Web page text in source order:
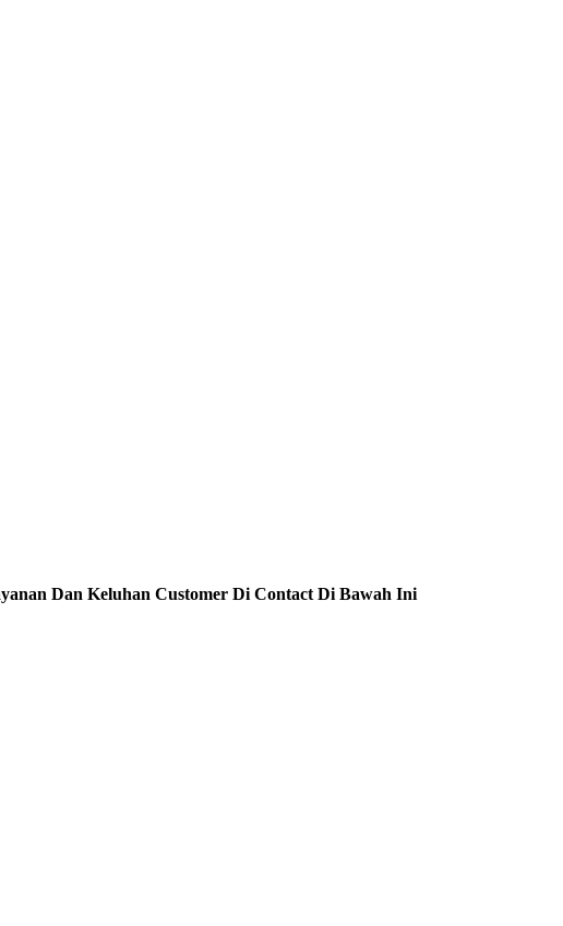
Dan Keluhan Customer Di Contact Di Bawah Ini